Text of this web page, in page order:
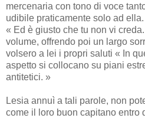
mercenaria con tono di voce
udibile praticamente solo ad ella.
« Ed è giusto che tu non vi
volume, offrendo poi un largo
volsero a lei i propri saluti « In
aspetto si collocano su piani
antitetici. »
Lesia annuì a tali parole, non
come il loro buon capitano entro